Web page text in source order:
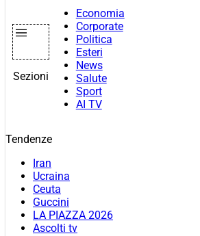
Sezioni
Economia
Corporate
Politica
Esteri
News
Salute
Sport
AI TV
Tendenze
Iran
Ucraina
Ceuta
Guccini
LA PIAZZA 2026
Ascolti tv